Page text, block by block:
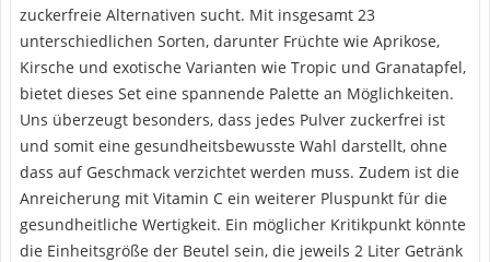
zuckerfreie Alternativen sucht. Mit insgesamt 23
unterschiedlichen Sorten, darunter Früchte wie Aprikose,
Kirsche und exotische Varianten wie Tropic und Granatapfel,
bietet dieses Set eine spannende Palette an Möglichkeiten.
Uns überzeugt besonders, dass jedes Pulver zuckerfrei ist
und somit eine gesundheitsbewusste Wahl darstellt, ohne
dass auf Geschmack verzichtet werden muss. Zudem ist die
Anreicherung mit Vitamin C ein weiterer Pluspunkt für die
gesundheitliche Wertigkeit. Ein möglicher Kritikpunkt könnte
die Einheitsgröße der Beutel sein, die jeweils 2 Liter Getränk